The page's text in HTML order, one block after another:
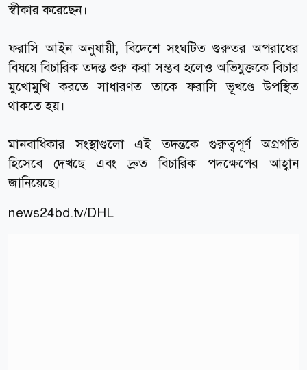
স্বীকার করেছেন।
ফরাসি আইন অনুযায়ী, বিদেশে সংঘটিত গুরুতর অপরাধের
বিষয়ে বিচারিক তদন্ত শুরু করা সম্ভব হলেও অভিযুক্তকে বিচার
মুখোমুখি করতে সাধারণত তাকে ফরাসি ভূখণ্ডে উপস্থিত
থাকতে হয়।
মানবাধিকার সংস্থাগুলো এই তদন্তকে গুরুত্বপূর্ণ অগ্রগতি
হিসেবে দেখছে এবং দ্রুত বিচারিক পদক্ষেপের আহ্বান
জানিয়েছে।
news24bd.tv/DHL